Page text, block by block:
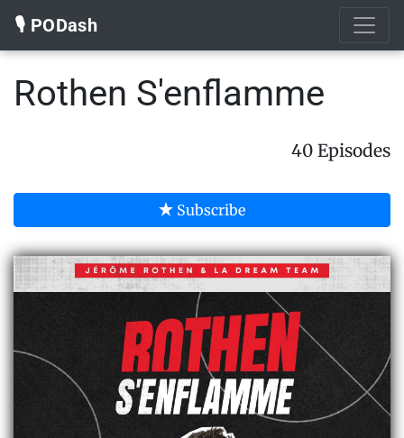
🎙️ PODash
Rothen S'enflamme
40 Episodes
Subscribe